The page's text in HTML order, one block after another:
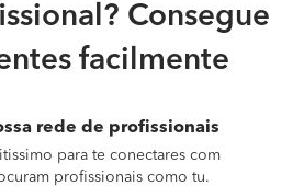
Consegue
facilmente
rede de profissionais
para te conectares com
profissionais como tu.